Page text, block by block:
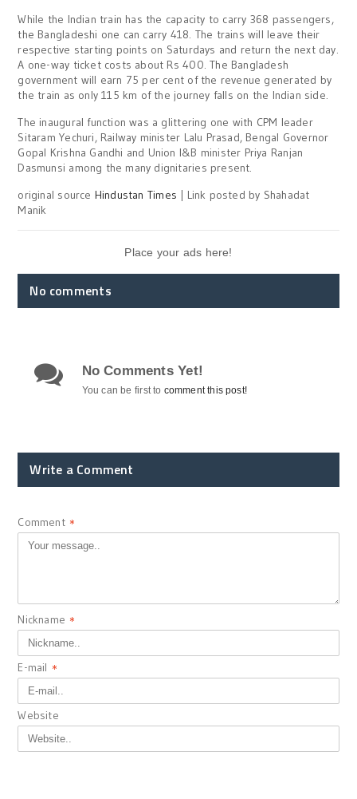
While the Indian train has the capacity to carry 368 passengers,
the Bangladeshi one can carry 418. The trains will leave their
respective starting points on Saturdays and return the next day.
A one-way ticket costs about Rs 400. The Bangladesh
government will earn 75 per cent of the revenue generated by
the train as only 115 km of the journey falls on the Indian side.
The inaugural function was a glittering one with CPM leader
Sitaram Yechuri, Railway minister Lalu Prasad, Bengal Governor
Gopal Krishna Gandhi and Union I&B minister Priya Ranjan
Dasmunsi among the many dignitaries present.
original source Hindustan Times | Link posted by Shahadat
Manik
Place your ads here!
No comments
No Comments Yet!
You can be first to comment this post!
Write a Comment
Comment *
Nickname *
E-mail *
Website